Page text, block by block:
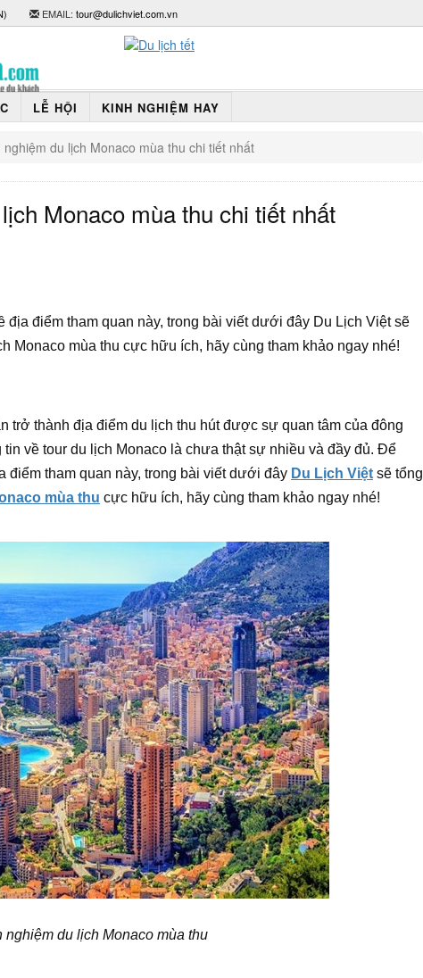
EMAIL: tour@dulichviet.com.vn
LỄ HỘI KINH NGHIỆM HAY
nghiệm du lịch Monaco mùa thu chi tiết nhất
Monaco mùa thu chi tiết nhất
địa điểm tham quan này, trong bài viết dưới đây Du Lịch Việt sẽ
Monaco mùa thu cực hữu ích, hãy cùng tham khảo ngay nhé!
trở thành địa điểm du lịch thu hút được sự quan tâm của đông
về tour du lịch Monaco là chưa thật sự nhiều và đầy đủ. Để
điểm tham quan này, trong bài viết dưới đây Du Lịch Việt sẽ tổng
mùa thu cực hữu ích, hãy cùng tham khảo ngay nhé!
nghiệm du lịch Monaco mùa thu